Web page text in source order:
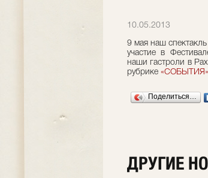
10.05.2013
9 мая наш
участие в
наши гастроли в
рубрике «СОБЫТИЯ»
Поделиться…
ДРУГИЕ